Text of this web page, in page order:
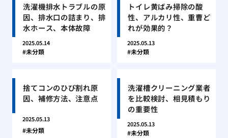
洗濯機排水トラブルの原
因、排水口の詰まり、排
水ホース、本体故障
2025.05.14
未分類
トイレ黄ばみ掃除の酸
性、アルカリ性、重曹ど
れが効果的？
2025.05.13
未分類
捨てコンのひび割れ原
因、補修方法、注意点
2025.05.13
未分類
洗濯槽クリーニング業者
を比較検討、相見積もり
の重要性
2025.05.13
未分類